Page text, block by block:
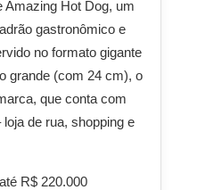
Amazing Hot Dog, um
gastronômico e
no formato gigante
grande (com 24 cm), o
que conta com
de rua, shopping e
R$ 220.000